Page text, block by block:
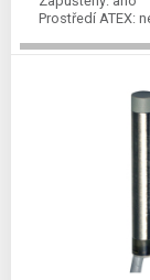
Prostředí ATEX: